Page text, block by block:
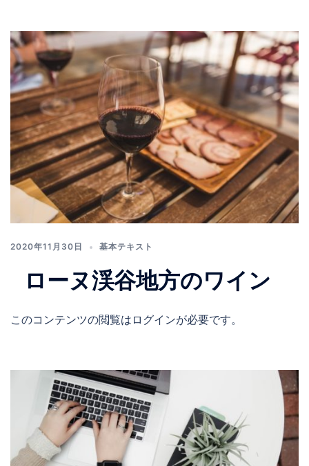
2020年11月30日 基本テキスト
ローヌ渓谷地方のワイン
このコンテンツの閲覧はログインが必要です。